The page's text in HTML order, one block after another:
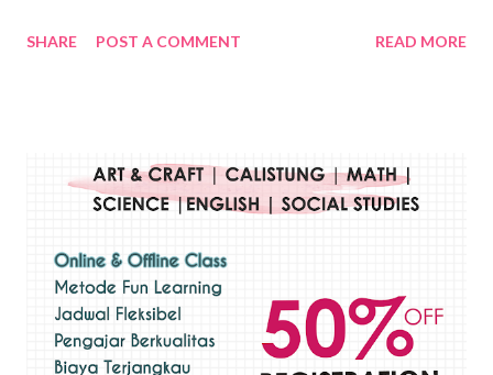
Wayan Kun Adnyana, teknik yang berbeda tentunya akan
menggunakan bahan dasar cat air, cat akrilik, atau cat minyak dengan
sapuan warna cat yang tebal. Dengan memberikan sapuan warna
pelukis untuk menghasilkan lukisan yang mempesona dan tentunya
bernilai tinggi. Ciri teknik plakat Ciri-ciri teknik plakat, yaitu: Sapuan
warna yang kental dan tebal. Hasil lukisan menutupi seluruh bagian
medianya Mem...
SHARE POST A COMMENT READ MORE